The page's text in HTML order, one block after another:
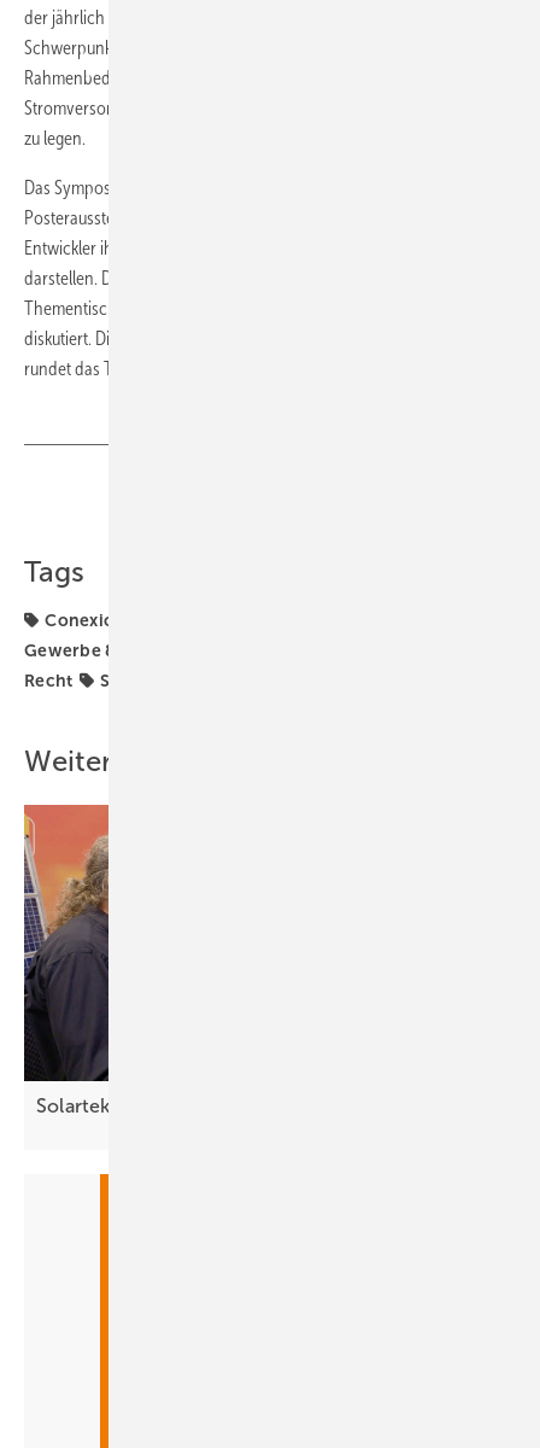
der jährlich stattfindenden Tagung. Er versucht dabei den
Schwerpunkt neben den aktuellen energiewirtschaftlichen
Rahmenbedingungen auch auf neue Geschäftsmodelle,
Stromversorgungssysteme, die Qualitätssicherung, die Systemtechnik
zu legen.
Das Symposium bietet neben Fachbeiträgen auch eine große
Posterausstellung, in der vor allem viele junge Forscher und
Entwickler ihre Lösungen zu spezifischen Problemen grafisch
darstellen. Darüber hinaus werden in den angebotenen
Thementischen einzelne Branchenthemen intensiv in Kleingruppen
diskutiert. Die begleitende Fachausstellung mit über 50 Ausstellern
rundet das Treffen der Solarbranche in Banz ab. (nhp)
Tags
Conexio
Gewerbe & Kommune
Recht
Strom & Wärme
Weitere Inhalte
Solartektor: Fehler schnell